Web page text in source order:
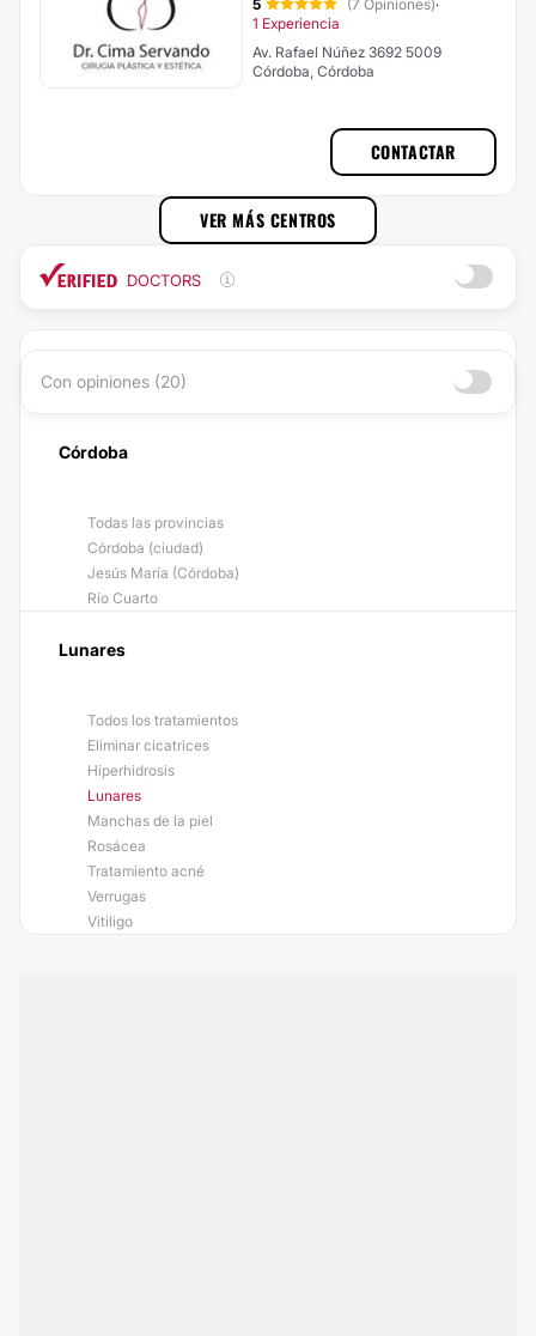
5 (7 Opiniones)·
1 Experiencia
Av. Rafael Núñez 3692 5009
Córdoba, Córdoba
CONTACTAR
VER MÁS CENTROS
DOCTORS
Con opiniones (20)
Córdoba
Todas las provincias
Córdoba (ciudad)
Jesús María (Córdoba)
Río Cuarto
Lunares
Todos los tratamientos
Eliminar cicatrices
Hiperhidrosis
Lunares
Manchas de la piel
Rosácea
Tratamiento acné
Verrugas
Vitiligo